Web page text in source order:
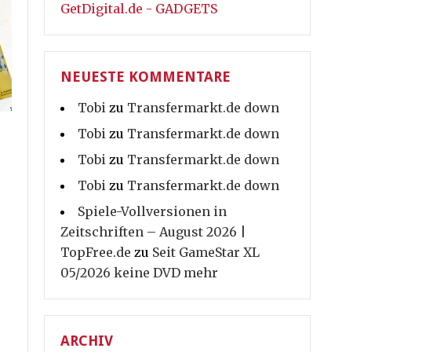
GetDigital.de - GADGETS
NEUESTE KOMMENTARE
Tobi zu Transfermarkt.de down
Tobi zu Transfermarkt.de down
Tobi zu Transfermarkt.de down
Tobi zu Transfermarkt.de down
Spiele-Vollversionen in
Zeitschriften – August 2026 |
TopFree.de zu Seit GameStar XL
05/2026 keine DVD mehr
ARCHIV